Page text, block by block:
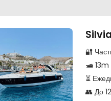
🔐
🛥️
⏳
👥 До